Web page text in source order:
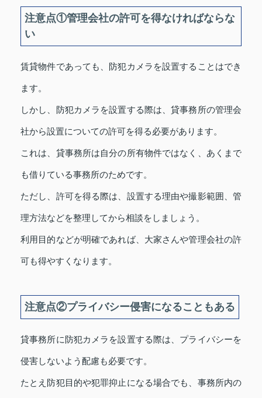
注意点①管理会社の許可を得なければならな
い
賃貸物件であっても、防犯カメラを設置することはでき
ます。
しかし、防犯カメラを設置する際は、貸事務所の管理会
社から設置についての許可を得る必要があります。
これは、貸事務所は自分の所有物件ではなく、あくまで
も借りている事務所のためです。
ただし、許可を得る際は、設置する理由や撮影範囲、管
理方法などを整理してから相談をしましょう。
利用目的などが明確であれば、大家さんや管理会社の許
可も得やすくなります。
注意点②プライバシー侵害になることもある
貸事務所に防犯カメラを設置する際は、プライバシーを
侵害しないよう配慮も必要です。
たとえ防犯目的や犯罪抑止になる場合でも、事務所内の